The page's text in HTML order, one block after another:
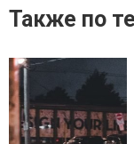
Также по